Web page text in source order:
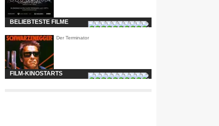
BELIEBTESTE FILME
Der Terminator
FILM-KINOSTARTS